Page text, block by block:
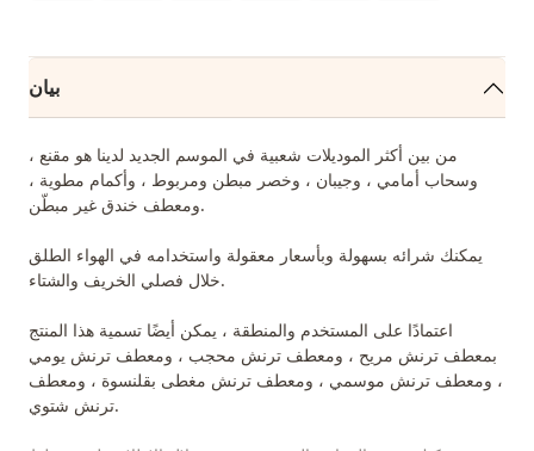
بيان
من بين أكثر الموديلات شعبية في الموسم الجديد لدينا هو مقنع ،
وسحاب أمامي ، وجيبان ، وخصر مبطن ومربوط ، وأكمام مطوية ،
ومعطف خندق غير مبطّن.
يمكنك شرائه بسهولة وبأسعار معقولة واستخدامه في الهواء الطلق
خلال فصلي الخريف والشتاء.
اعتمادًا على المستخدم والمنطقة ، يمكن أيضًا تسمية هذا المنتج
بمعطف ترنش مريح ، ومعطف ترنش محجب ، ومعطف ترنش يومي
، ومعطف ترنش موسمي ، ومعطف ترنش مغطى بقلنسوة ، ومعطف
ترنش شتوي.